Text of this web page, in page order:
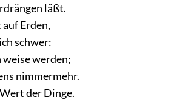
läßt.
Erden,
schwer:
werden;
nimmermehr.
der Dinge.